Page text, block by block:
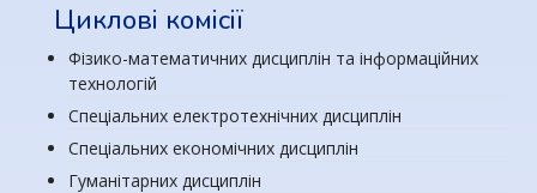
Циклові комісії
Фізико-математичних дисциплін та інформаційних
технологій
Спеціальних електротехнічних дисциплін
Спеціальних економічних дисциплін
Гуманітарних дисциплін